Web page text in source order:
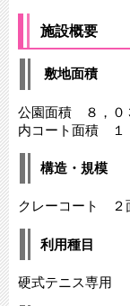
施設概要
敷地面積
公園面積 ８，０
内コート面積 １
構造・規模
クレーコート ２
利用種目
硬式テニス専用